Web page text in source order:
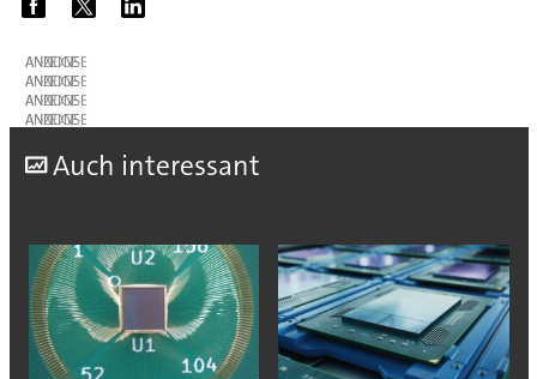
ANZEIGE
ANZEIGE
ANZEIGE
ANZEIGE
Auch interessant